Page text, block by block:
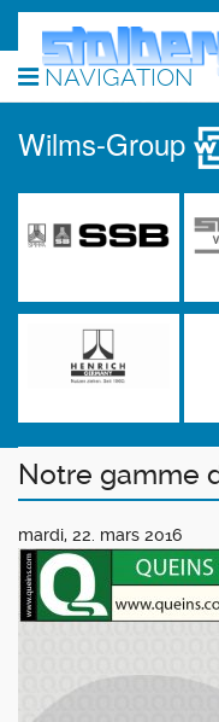
NAVIGATION
Wilms-Group
Notre gamme
mardi, 22. mars 2016